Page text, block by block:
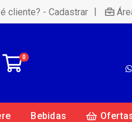
cliente? - Cadastrar |
0
Bebidas